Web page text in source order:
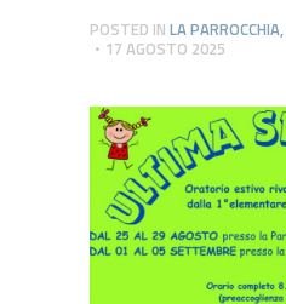
PIERABECH
FOTO E VIDEO
CONTATTI
LOGIN
POSTED IN LA PARROCCHIA,
17 AGOSTO 2025